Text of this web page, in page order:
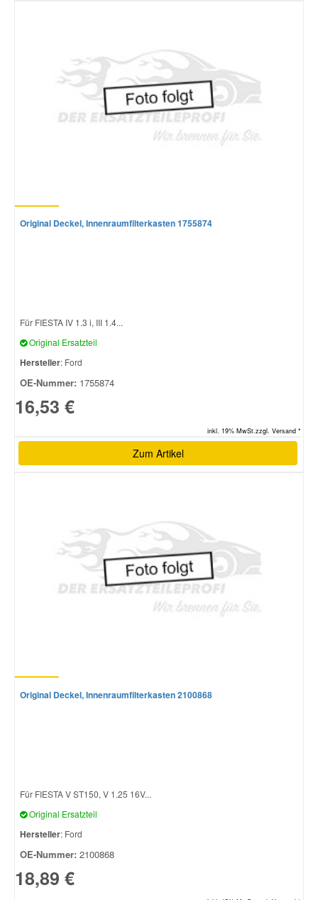
Original Deckel, Innenraumfilterkasten 1755874
Für FIESTA IV 1.3 i, III 1.4...
Original Ersatzteil
Hersteller: Ford
OE-Nummer: 1755874
16,53 €
inkl. 19% MwSt.zzgl. Versand *
Zum Artikel
Original Deckel, Innenraumfilterkasten 2100868
Für FIESTA V ST150, V 1.25 16V...
Original Ersatzteil
Hersteller: Ford
OE-Nummer: 2100868
18,89 €